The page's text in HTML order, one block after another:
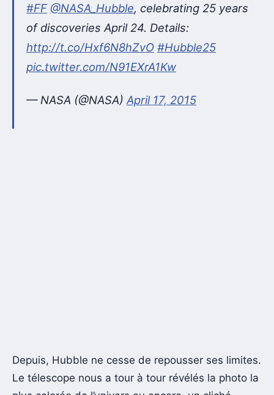
#FF @NASA_Hubble, celebrating 25 years
of discoveries April 24. Details:
http://t.co/Hxf6N8hZvO #Hubble25
pic.twitter.com/N91EXrA1Kw
— NASA (@NASA) April 17, 2015
Depuis, Hubble ne cesse de repousser ses limites.
Le télescope nous a tour à tour révélés la photo la